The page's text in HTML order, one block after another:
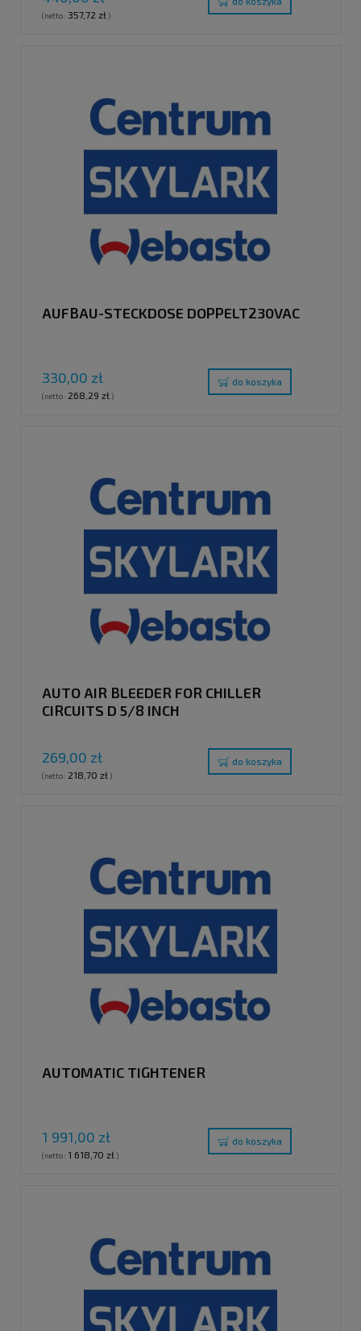
(netto: 357,72 zł)
AUFBAU-STECKDOSE DOPPELT230VAC
330,00 zł
(netto: 268,29 zł)
do koszyka
AUTO AIR BLEEDER FOR CHILLER
CIRCUITS D 5/8 INCH
269,00 zł
(netto: 218,70 zł)
do koszyka
AUTOMATIC TIGHTENER
1 991,00 zł
(netto: 1 618,70 zł)
do koszyka